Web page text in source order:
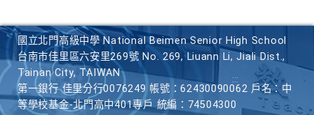
國立北門高級中學 National Beimen Senior High School
台南市佳里區六安里269號 No. 269, Liuann Li, Jiali Dist.,
Tainan City, TAIWAN
第一銀行 佳里分行0076249 帳號：62430090062 戶名：中
等學校基金-北門高中401專戶 統編：74504300